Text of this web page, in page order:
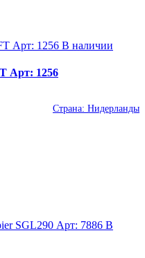
В наличии
Арт: 1256
Страна: Нидерланды
В